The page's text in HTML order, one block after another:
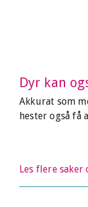
Dyr kan
Akkurat som
hester også få
Les flere saker